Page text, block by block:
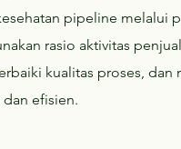
pipeline melalui
rasio aktivitas
kualitas proses, dan
efisien.